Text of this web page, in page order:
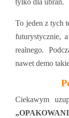
tylko dla ubrań.
To jeden z tych
futurystycznie,
realnego.
nawet demo
Ciekawym